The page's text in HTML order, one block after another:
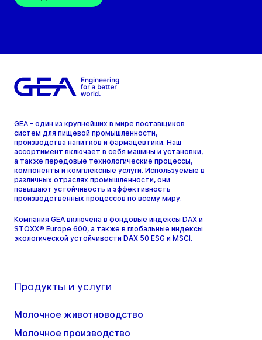
GEA - один из крупнейших в мире поставщиков
систем для пищевой промышленности,
производства напитков и фармацевтики. Наш
ассортимент включает в себя машины и установки,
а также передовые технологические процессы,
компоненты и комплексные услуги. Используемые в
различных отраслях промышленности, они
повышают устойчивость и эффективность
производственных процессов по всему миру.
Компания GEA включена в фондовые индексы DAX и
STOXX® Europe 600, а также в глобальные индексы
экологической устойчивости DAX 50 ESG и MSCI.
Продукты и услуги
Молочное животноводство
Молочное производство